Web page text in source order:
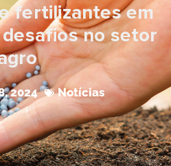
fertilizantes em
no setor
2024 Notícias